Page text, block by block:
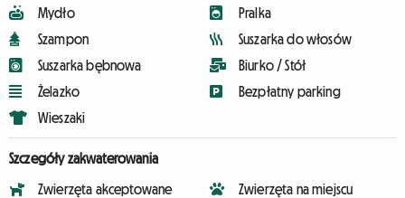
Mydło
Szampon
Suszarka bębnowa
Żelazko
Wieszaki
Pralka
Suszarka do włosów
Biurko / Stół
Bezpłatny parking
Szczegóły zakwaterowania
Zwierzęta akceptowane Zwierzęta na miejscu